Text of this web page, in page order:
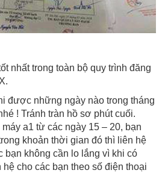
nhất trong toàn bộ quy trình đăng
được những ngày nào trong tháng
! Tránh tràn hồ sơ phút cuối.
a1 từ các ngày 15 – 20, bạn
khoản thời gian đó thì liên hệ
bạn không cần lo lắng vì khi có
cho các bạn theo số điện thoại